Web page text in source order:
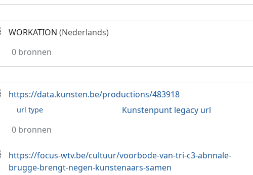
WORKATION (Nederlands)
0 bronnen
https://data.kunsten.be/productions/483918
url type
Kunstenpunt legacy url
0 bronnen
https://focus-wtv.be/cultuur/voorbode-van-tri-c3-abnnale-
brugge-brengt-negen-kunstenaars-samen